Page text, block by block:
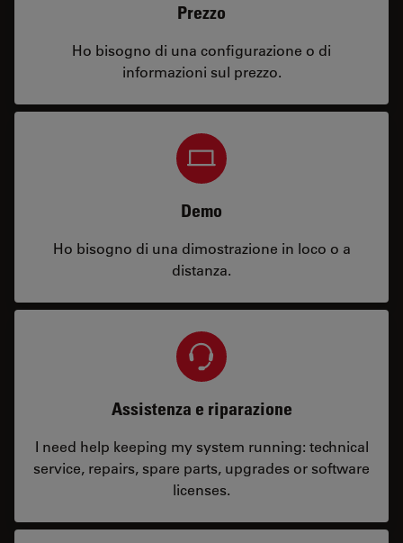
Prezzo
Ho bisogno di una configurazione o di
informazioni sul prezzo.
Demo
Ho bisogno di una dimostrazione in loco o a
distanza.
Assistenza e riparazione
I need help keeping my system running: technical
service, repairs, spare parts, upgrades or software
licenses.